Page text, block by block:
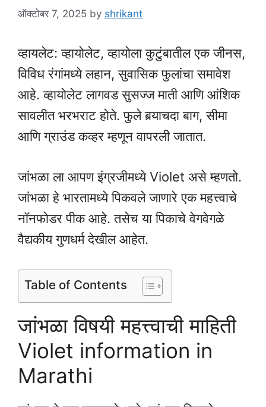
ऑक्टोबर 7, 2025 by shrikant
व्हायलेट: व्हायोलेट, व्हायोला कुटुंबातील एक जीनस,
विविध रंगांमध्ये लहान, सुवासिक फुलांचा समावेश
आहे. व्हायोलेट लागवड सुसज्ज माती आणि आंशिक
सावलीत भरभराट होते. फुले बर्‍याचदा बाग, सीमा
आणि ग्राउंड कव्हर म्हणून वापरली जातात.
जांभळा ला आपण इंग्रजीमध्ये Violet असे म्हणतो.
जांभळा हे भारतामध्ये पिकवले जाणारे एक महत्त्वाचे
नॉनफोडर पीक आहे. तसेच या पिकाचे वेगवेगळे
वैद्यकीय गुणधर्म देखील आहेत.
Table of Contents
जांभळा विषयी महत्त्वाची माहिती
Violet information in
Marathi